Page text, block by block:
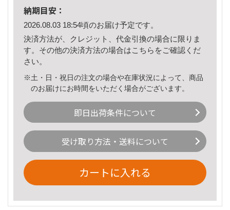
納期目安：
2026.08.03 18:54頃のお届け予定です。
決済方法が、クレジット、代金引換の場合に限りま
す。その他の決済方法の場合はこちら をご確認くだ
さい。
※土・日・祝日の注文の場合や在庫状況によって、商品
のお届けにお時間をいただく場合がございます。
即日出荷条件について
受け取り方法・送料について
カートに入れる